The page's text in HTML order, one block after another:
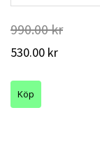
990.00 kr
530.00 kr